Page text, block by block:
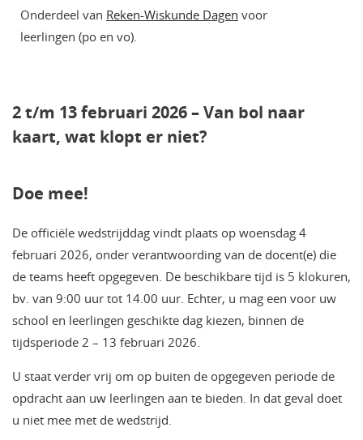
Onderdeel van Reken-Wiskunde Dagen voor
leerlingen (po en vo).
2 t/m 13 februari 2026 – Van bol naar
kaart, wat klopt er niet?
Doe mee!
De officiële wedstrijddag vindt plaats op woensdag 4
februari 2026, onder verantwoording van de docent(e) die
de teams heeft opgegeven. De beschikbare tijd is 5 klokuren,
bv. van 9:00 uur tot 14.00 uur. Echter, u mag een voor uw
school en leerlingen geschikte dag kiezen, binnen de
tijdsperiode 2 – 13 februari 2026.
U staat verder vrij om op buiten de opgegeven periode de
opdracht aan uw leerlingen aan te bieden. In dat geval doet
u niet mee met de wedstrijd.